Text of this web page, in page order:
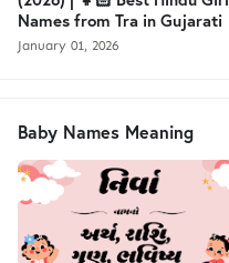
Names from Tra in Gujarati
January 01, 2026
Baby Names Meaning